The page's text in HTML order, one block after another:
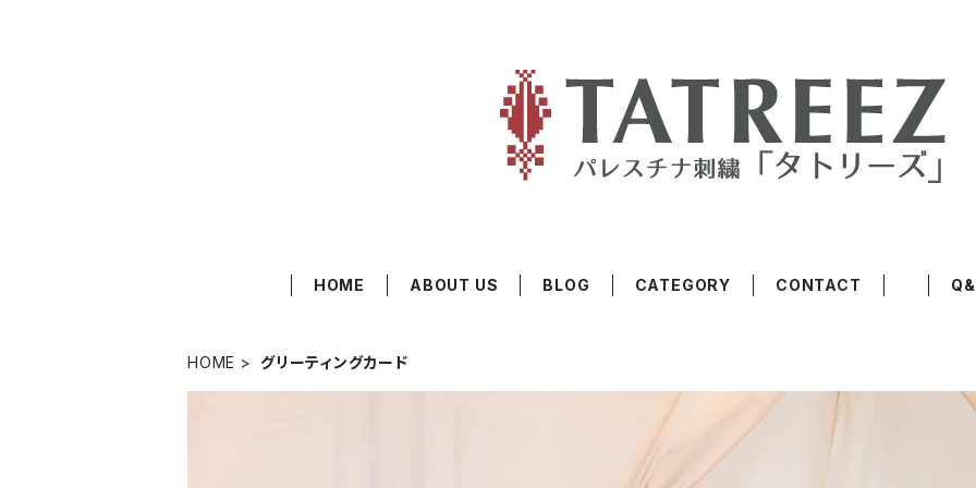
HOME ABOUT US BLOG CATEGORY CONTACT
HOME グリーティングカード